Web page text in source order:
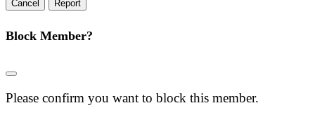
Report
Block Member?
Please confirm you want to block this member.